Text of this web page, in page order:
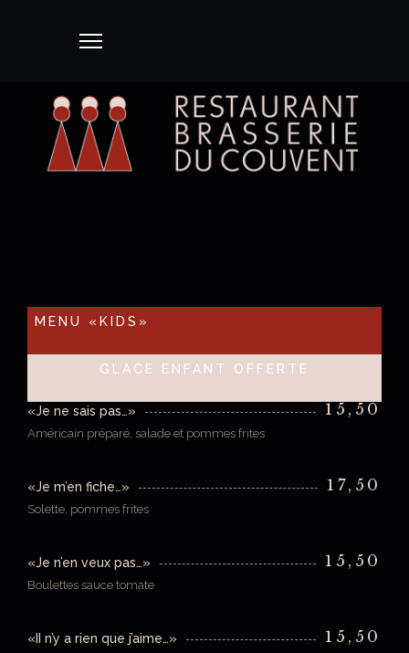
MENU «KIDS»
GLACE ENFANT OFFERTE
«Je ne sais pas…» 15,50
Américain préparé, salade et pommes frites
«Je m’en fiche…» 17,50
Solette, pommes frites
«Je n’en veux pas…» 15,50
Boulettes sauce tomate
«II n’y a rien que j’aime…» 15,50